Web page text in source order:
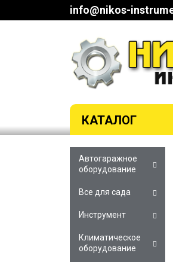
info@nikos-
КАТАЛОГ
Автогаражное
оборудование
Все для сада
Инструмент
Климатическое
оборудование